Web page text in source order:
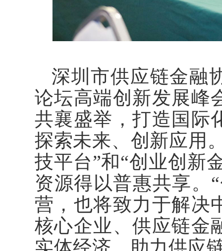
深圳市供应链金融
论坛高端创新发展峰
共襄盛举，打造国际
探索未来、创新应用
技平台”和“创业创新
资源得以普惠共享。
营，也将致力于解决
核心企业、供应链金